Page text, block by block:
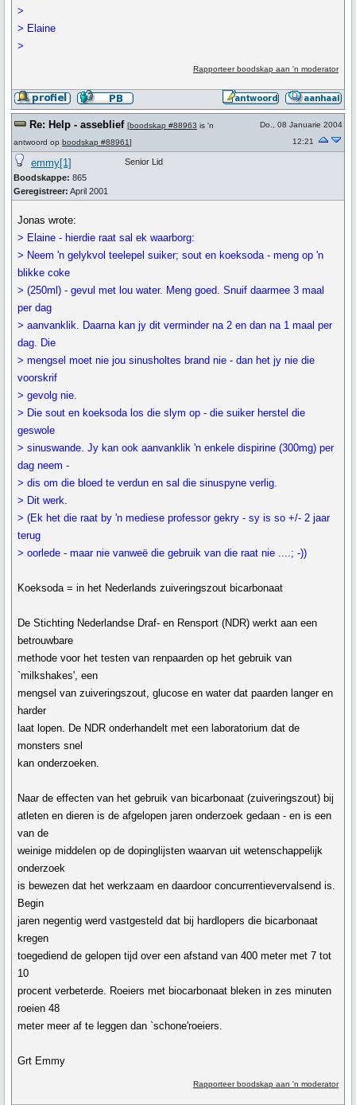
>
> Elaine
>
Rapporteer boodskap aan 'n moderator
Re: Help - asseblief [boodskap #88963 is 'n
antwoord op boodskap #88961]
Do., 08 Januarie 2004
12:21
emmy[1]
Boodskappe: 865
Geregistreer: April 2001
Senior Lid
Jonas wrote:
> Elaine - hierdie raat sal ek waarborg:
> Neem 'n gelykvol teelepel suiker; sout en koeksoda - meng op 'n
blikke coke
> (250ml) - gevul met lou water. Meng goed. Snuif daarmee 3 maal
per dag
> aanvanklik. Daarna kan jy dit verminder na 2 en dan na 1 maal per
dag. Die
> mengsel moet nie jou sinusholtes brand nie - dan het jy nie die
voorskrif
> gevolg nie.
> Die sout en koeksoda los die slym op - die suiker herstel die
geswole
> sinuswande. Jy kan ook aanvanklik 'n enkele dispirine (300mg) per
dag neem -
> dis om die bloed te verdun en sal die sinuspyne verlig.
> Dit werk.
> (Ek het die raat by 'n mediese professor gekry - sy is so +/- 2 jaar
terug
> oorlede - maar nie vanweë die gebruik van die raat nie ....; -))
Koeksoda = in het Nederlands zuiveringszout bicarbonaat
De Stichting Nederlandse Draf- en Rensport (NDR) werkt aan een
betrouwbare
methode voor het testen van renpaarden op het gebruik van
`milkshakes', een
mengsel van zuiveringszout, glucose en water dat paarden langer en
harder
laat lopen. De NDR onderhandelt met een laboratorium dat de
monsters snel
kan onderzoeken.
Naar de effecten van het gebruik van bicarbonaat (zuiveringszout) bij
atleten en dieren is de afgelopen jaren onderzoek gedaan - en is een
van de
weinige middelen op de dopinglijsten waarvan uit wetenschappelijk
onderzoek
is bewezen dat het werkzaam en daardoor concurrentievervalsend is.
Begin
jaren negentig werd vastgesteld dat bij hardlopers die bicarbonaat
kregen
toegediend de gelopen tijd over een afstand van 400 meter met 7 tot
10
procent verbeterde. Roeiers met biocarbonaat bleken in zes minuten
roeien 48
meter meer af te leggen dan `schone'roeiers.
Grt Emmy
Rapporteer boodskap aan 'n moderator